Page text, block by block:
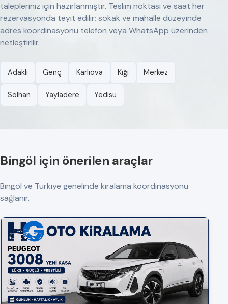
talepleriniz için hazırlanmıştır. Teslim noktası ve saat her
rezervasyonda teyit edilir; sokak ve mahalle düzeyinde
adres koordinasyonu telefon veya WhatsApp üzerinden
netleştirilir.
Adaklı Genç Karlıova Kiğı Merkez
Solhan Yayladere Yedisu
Bingöl için önerilen araçlar
Bingöl ve Türkiye genelinde kiralama koordinasyonu
sağlanır.